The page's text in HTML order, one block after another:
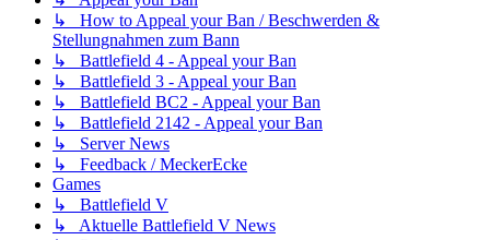
↳ How to Appeal your Ban / Beschwerden &
Stellungnahmen zum Bann
↳ Battlefield 4 - Appeal your Ban
↳ Battlefield 3 - Appeal your Ban
↳ Battlefield BC2 - Appeal your Ban
↳ Battlefield 2142 - Appeal your Ban
↳ Server News
↳ Feedback / MeckerEcke
Games
↳ Battlefield V
↳ Aktuelle Battlefield V News